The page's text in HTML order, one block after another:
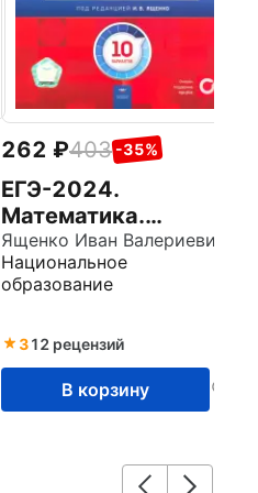
262 403 -35%
ЕГЭ-2024.
Математика.
Профильный
уровень. Типовые
экзаменационные
вариантов
Ященко Иван Валериевич
Национальное
образование
312 рецензий
В корзину